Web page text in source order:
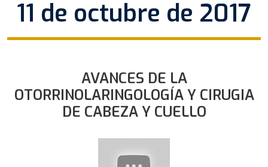
11 de octubre de 2017
AVANCES DE LA
OTORRINOLARINGOLOGÍA Y CIRUGIA
DE CABEZA Y CUELLO